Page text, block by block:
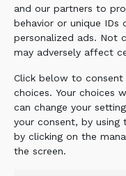
and our partners to
behavior or unique IDs
personalized ads. Not
may adversely affect
Click below to
choices. Your choices
can change your
your consent, by using
by clicking on the
the screen.
ground in situ in
way.
BENEFIT
The ALLU Soil
increased the
safety. In